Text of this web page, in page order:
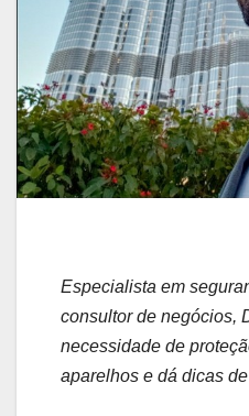
Especialista em
consultor de negócios,
necessidade de
aparelhos e dá dicas